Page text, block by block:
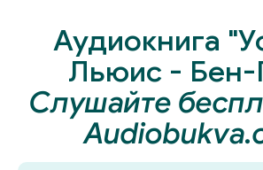
Аудиокнига
Льюис - Бен-
Слушайте